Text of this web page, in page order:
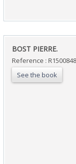
‎BOST PIERRE.‎
Reference :
See the book